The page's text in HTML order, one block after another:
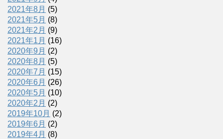
2021年8月 (5)
2021年5月 (8)
2021年2月 (9)
2021年1月 (16)
2020年9月 (2)
2020年8月 (5)
2020年7月 (15)
2020年6月 (26)
2020年5月 (10)
2020年2月 (2)
2019年10月 (2)
2019年6月 (2)
2019年4月 (8)